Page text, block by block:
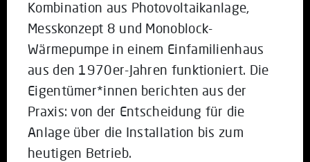
Kombination aus Photovoltaikanlage,
Messkonzept 8 und Monoblock-
Wärmepumpe in einem Einfamilienhaus
aus den 1970er-Jahren funktioniert. Die
Eigentümer*innen berichten aus der
Praxis: von der Entscheidung für die
Anlage über die Installation bis zum
heutigen Betrieb.